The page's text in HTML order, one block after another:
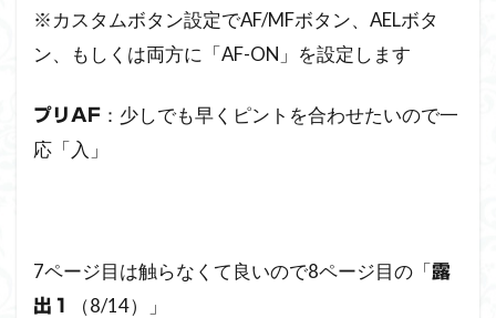
※カスタムボタン設定でAF/MFボタン、AELボタ
ン、もしくは両方に「AF-ON」を設定します
プリAF ：少しでも早くピントを合わせたいので一
応「入」
7ページ目は触らなくて良いので8ページ目の「露
出１
（8/14）」